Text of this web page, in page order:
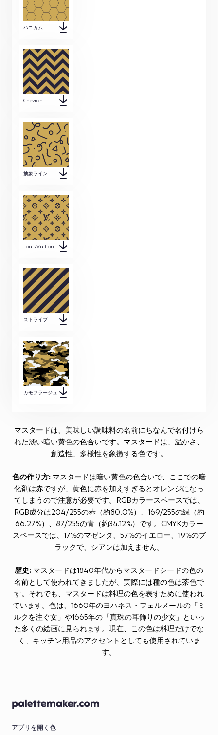
マスタードは、美味しい調味料の名前にちなんで名付けら
れた淡い暗い黄色の色合いです。マスタードは、温かさ、
創造性、多様性を象徴する色です。
色の作り方: マスタードは暗い黄色の色合いで、ここでの暗
化剤は赤ですが、黄色に赤を加えすぎるとオレンジになっ
てしまうので注意が必要です。RGBカラースペースでは、
RGB成分は204/255の赤（約80.0%）、169/255の緑（約
66.27%）、87/255の青（約34.12%）です。CMYKカラー
スペースでは、17%のマゼンタ、57%のイエロー、19%のブ
ラックで、シアンは加えません。
歴史: マスタードは1840年代からマスタードシードの色の
名前として使われてきましたが、実際には種の色は茶色で
す。それでも、マスタードは料理の色を表すために使われ
ています。色は、1660年のヨハネス・フェルメールの「ミ
ルクを注ぐ女」や1665年の「真珠の耳飾りの少女」といっ
た多くの絵画に見られます。現在、この色は料理だけでな
く、キッチン用品のアクセントとしても使用されていま
す。
ハニカム
Chevron
抽象ライン
Louis Vuitton
ストライプ
カモフラージュ
アプリを開く 色